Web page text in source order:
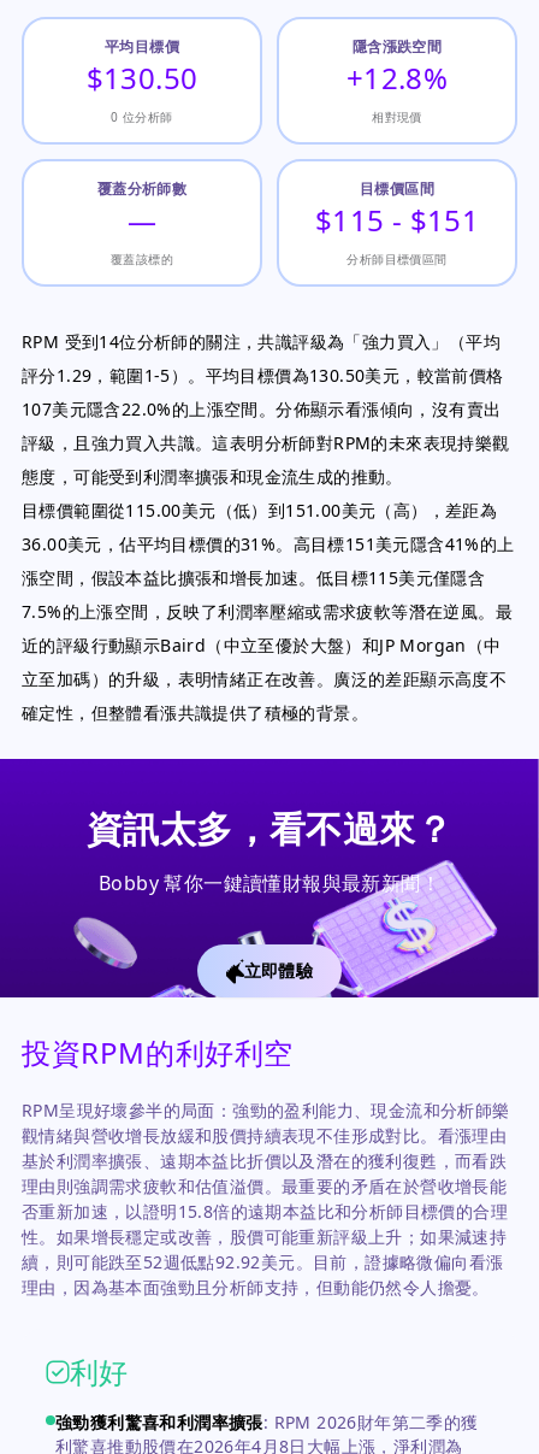
平均目標價
$130.50
0 位分析師
隱含漲跌空間
+12.8%
相對現價
覆蓋分析師數
—
覆蓋該標的
目標價區間
$115 - $151
分析師目標價區間
RPM 受到14位分析師的關注，共識評級為「強力買入」（平均
評分1.29，範圍1-5）。平均目標價為130.50美元，較當前價格
107美元隱含22.0%的上漲空間。分佈顯示看漲傾向，沒有賣出
評級，且強力買入共識。這表明分析師對RPM的未來表現持樂觀
態度，可能受到利潤率擴張和現金流生成的推動。
目標價範圍從115.00美元（低）到151.00美元（高），差距為
36.00美元，佔平均目標價的31%。高目標151美元隱含41%的上
漲空間，假設本益比擴張和增長加速。低目標115美元僅隱含
7.5%的上漲空間，反映了利潤率壓縮或需求疲軟等潛在逆風。最
近的評級行動顯示Baird（中立至優於大盤）和JP Morgan（中
立至加碼）的升級，表明情緒正在改善。廣泛的差距顯示高度不
確定性，但整體看漲共識提供了積極的背景。
資訊太多，看不過來？
Bobby 幫你一鍵讀懂財報與最新新聞！
立即體驗
投資RPM的利好利空
RPM呈現好壞參半的局面：強勁的盈利能力、現金流和分析師樂
觀情緒與營收增長放緩和股價持續表現不佳形成對比。看漲理由
基於利潤率擴張、遠期本益比折價以及潛在的獲利復甦，而看跌
理由則強調需求疲軟和估值溢價。最重要的矛盾在於營收增長能
否重新加速，以證明15.8倍的遠期本益比和分析師目標價的合理
性。如果增長穩定或改善，股價可能重新評級上升；如果減速持
續，則可能跌至52週低點92.92美元。目前，證據略微偏向看漲
理由，因為基本面強勁且分析師支持，但動能仍然令人擔憂。
利好
強勁獲利驚喜和利潤率擴張: RPM 2026財年第二季的獲
利驚喜推動股價在2026年4月8日大幅上漲，淨利潤為